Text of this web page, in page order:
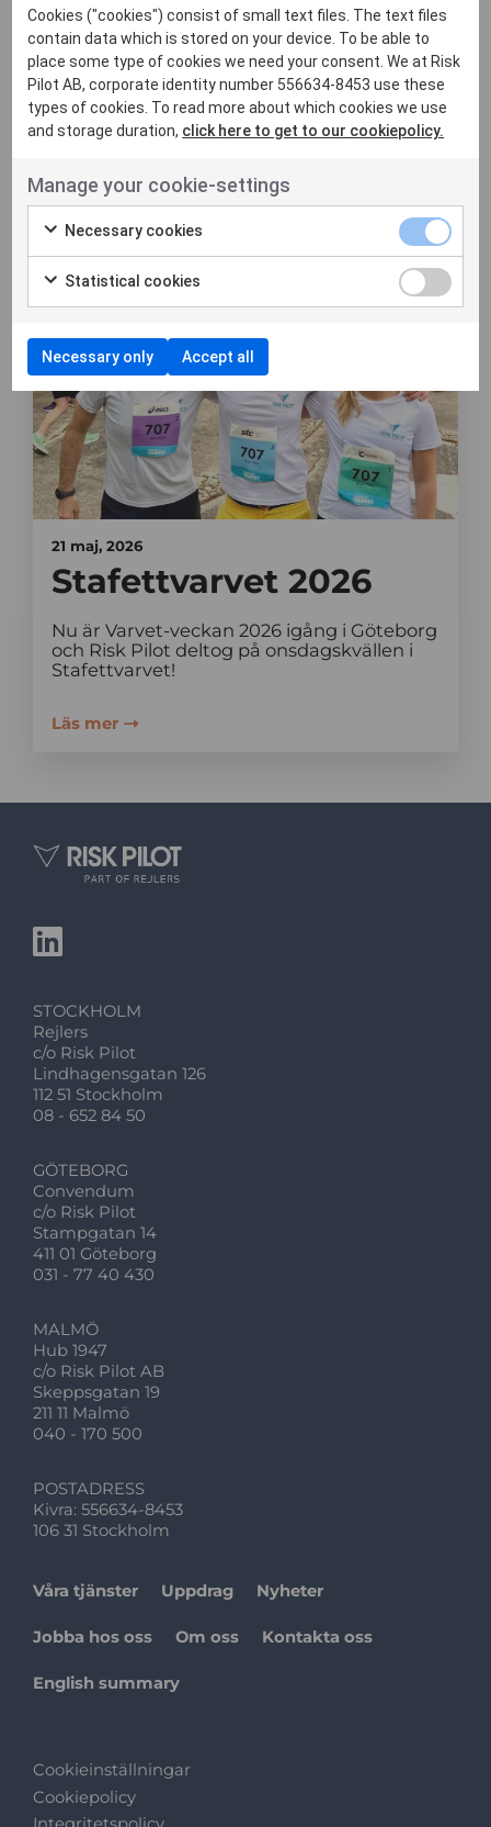
Att mäta effekt är
svårare än att
genomföra åtgärder
insatser man gör verkligen leder till en
konkret och varaktig f...
21 maj, 2026
Stafettvarvet 2026
Nu är Varvet-veckan 2026 igång i Göteborg
och Risk Pilot deltog på onsdagskvällen i
Stafettvarvet!
Läs mer
STOCKHOLM
Rejlers
c/o Risk Pilot
Lindhagensgatan 126
112 51 Stockholm
08 - 652 84 50
GÖTEBORG
Convendum
c/o Risk Pilot
Stampgatan 14
411 01 Göteborg
031 - 77 40 430
MALMÖ
Hub 1947
c/o Risk Pilot AB
Skeppsgatan 19
211 11 Malmö
040 - 170 500
POSTADRESS
Kivra: 556634-8453
106 31 Stockholm
Våra tjänster Uppdrag Nyheter
Jobba hos oss Om oss Kontakta oss
English summary
Cookieinställningar
Cookiepolicy
Cookies ("cookies") consist of small text files. The text files
contain data which is stored on your device. To be able to
place some type of cookies we need your consent. We at Risk
Pilot AB, corporate identity number 556634-8453 use these
types of cookies. To read more about which cookies we use
and storage duration, click here to get to our cookiepolicy.
Manage your cookie-settings
Necessary cookies
Statistical cookies
Necessary only Accept all